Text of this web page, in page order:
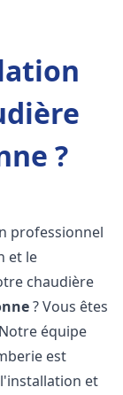
?
professionnel
et le
chaudière
? Vous êtes
équipe
est
et